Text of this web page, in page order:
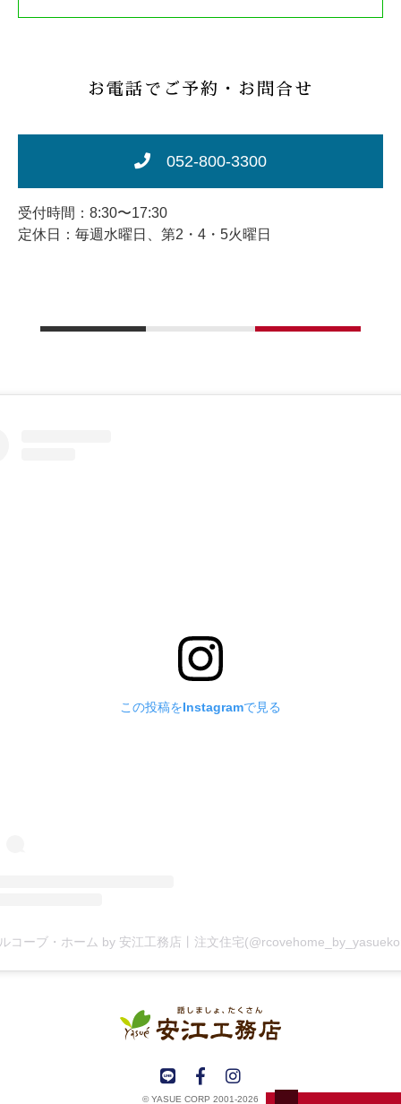
お電話でご予約・お問合せ
052-800-3300
受付時間：8:30〜17:30
定休日：毎週水曜日、第2・4・5火曜日
この投稿をInstagramで見る
© YASUE CORP 2001-2026